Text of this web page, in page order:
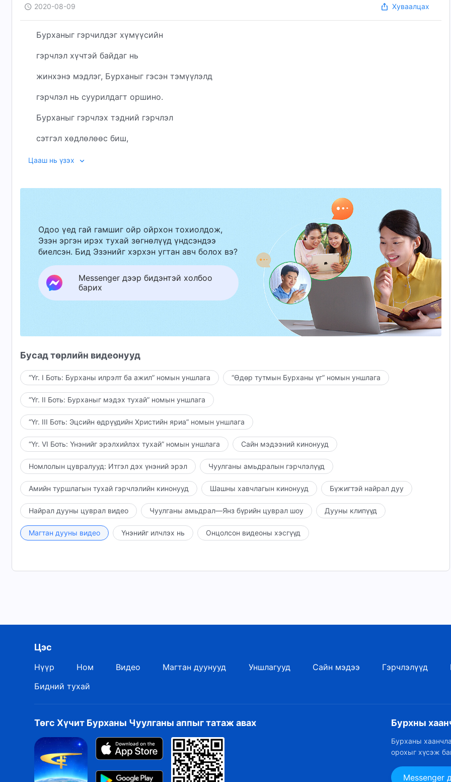
2020-08-09 Хуваалцах
Бурханыг гэрчилдэг хүмүүсийн
гэрчлэл хүчтэй байдаг нь
жинхэнэ мэдлэг, Бурханыг гэсэн тэмүүлэлд
гэрчлэл нь суурилдагт оршино.
Бурханыг гэрчлэх тэдний гэрчлэл
сэтгэл хөдлөлөөс биш,
Бурханы ба Түүний
гэрчлэгч болж, Бурханыг эгээрдэг бүхэнд
мэдүүлэх ёстойгоо мэдэрдэг.
Бурханыг гэсэн хүмүүсийн хайр шиг,
Энэ нь идэвхгүй, хоосон биш,
утга учиргүй биш.
Бурханыг гэрчилдэг хүмүүсийн
гэрчлэл хүчтэй байдаг нь
жинхэнэ мэдлэг, Бурханыг гэсэн тэмүүлэлд
гэрчлэл нь суурилдагт оршино.
Бурханыг гэрчлэх тэдний гэрчлэл
сэтгэл хөдлөлөөс биш,
зан чанарын тухай мэдлэгээс нь гардаг.
Бурханы гэрэлд амьдардаг учраас
амьдарч чаддаг билээ.
Тэд утгагүй амьдардаггүй,
Бурханаар ерөөгдөж амьдардаг.
Тэд харанхуйд амьдардаггүй
Цааш нь үзэх
Одоо үед гай гамшиг ойр ойрхон тохиолдож,
Эзэн эргэн ирэх тухай зөгнөлүүд үндсэндээ
биелсэн. Бид Эзэнийг хэрхэн угтан авч болох вэ?
Messenger дээр бидэнтэй холбоо
барих
Бусад төрлийн видеонууд
“Үг. I Боть: Бурханы илрэлт ба ажил” номын уншлага “Өдөр тутмын Бурханы үг” номын уншлага
“Үг. II Боть: Бурханыг мэдэх тухай” номын уншлага
“Үг. III Боть: Эцсийн өдрүүдийн Христийн яриа” номын уншлага
“Үг. VI Боть: Үнэнийг эрэлхийлэх тухай” номын уншлага Сайн мэдээний кинонууд
Номлолын цувралууд: Итгэл дэх үнэний эрэл Чуулганы амьдралын гэрчлэлүүд
Амийн туршлагын тухай гэрчлэлийн кинонууд Шашны хавчлагын кинонууд Бүжигтэй найрал дуу
Найрал дууны цуврал видео Чуулганы амьдрал—Янз бүрийн цуврал шоу Дууны клипүүд
Магтан дууны видео Үнэнийг илчлэх нь Онцолсон видеоны хэсгүүд
Цэс
Нүүр Ном Видео Магтан дуунууд Уншлагууд Сайн мэдээ Гэрчлэлүүд
Бидний тухай
Төгс Хүчит Бурханы Чуулганы аппыг татаж авах Бурхны
Бурханы
орохыг хүсэж
Messenger